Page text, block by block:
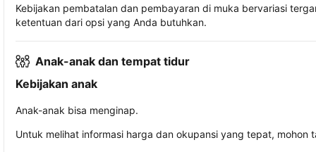
Kebijakan pembatalan dan pembayaran di muka bervariasi
ketentuan dari opsi yang Anda butuhkan.
Anak-anak dan tempat tidur
Kebijakan anak
Anak-anak bisa menginap.
Untuk melihat informasi harga dan okupansi yang tepat,